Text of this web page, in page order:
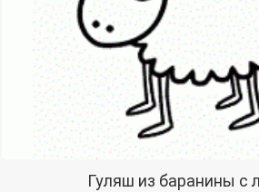
Гуляш из баранины с